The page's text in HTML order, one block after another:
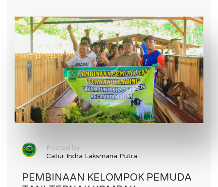
Posted by
Catur Indra Laksmana Putra
PEMBINAAN KELOMPOK PEMUDA